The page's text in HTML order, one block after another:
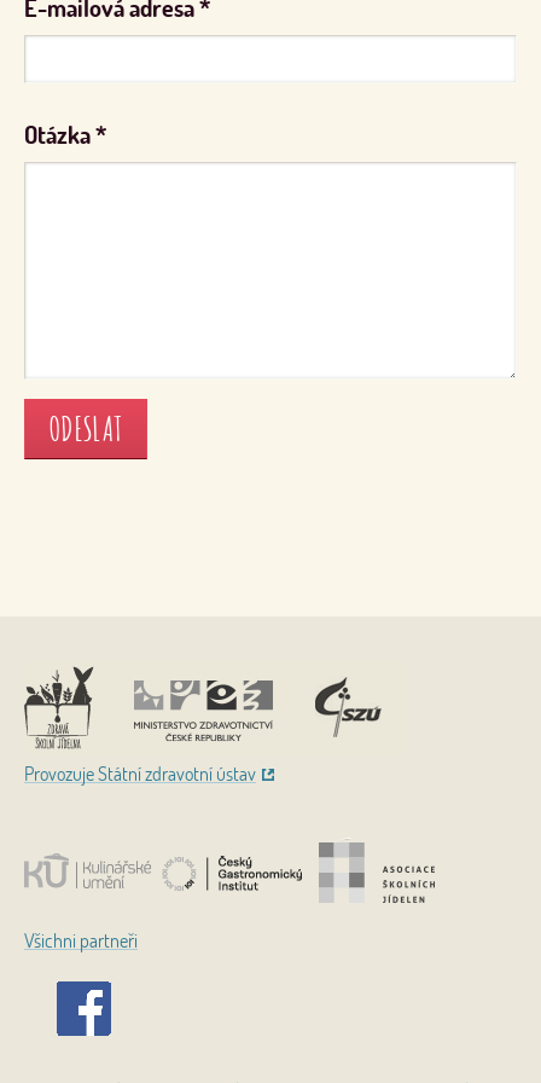
toho, jak sedí u stolku)*, každý má svůj příborový nůž,
pečivo a namaže si svačinku samo. Také je na stolku talířek
Chápeme, že Vaše představa je trochu odlišná, ale bohužel
je opravdu rizikové, nechat dětmi připravovat svačiny pro
E-mailová adresa*
Otázka*
Provozuje Státní zdravotní ústav
Všichni partneři